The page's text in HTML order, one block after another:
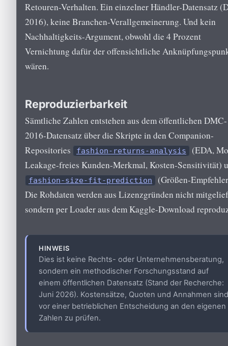
Retouren-Verhalten. Ein einzelner Händler-Datensatz
2016), keine Branchen-Verallgemeinerung. Und kein
Nachhaltigkeits-Argument, obwohl die 4 Prozent
Vernichtung dafür der offensichtliche
wären.
Reproduzierbarkeit
Sämtliche Zahlen entstehen aus dem öffentlichen DMC-
2016-Datensatz über die Skripte in den Companion-
Repositories
fashion-returns-analysis
(EDA,
Leakage-freies Kunden-Merkmal, Kosten-Sensitivität)
fashion-size-fit-prediction
(Größen-
Die Rohdaten werden aus Lizenzgründen nicht
sondern per Loader aus dem Kaggle-Download
HINWEIS
Dies ist keine Rechts- oder Unternehmensberatung,
sondern ein methodischer Forschungsstand auf
einem öffentlichen Datensatz (Stand der Recherche:
Juni 2026). Kostensätze, Quoten und Annahmen sind
vor einer betrieblichen Entscheidung an den eigenen
Zahlen zu prüfen.